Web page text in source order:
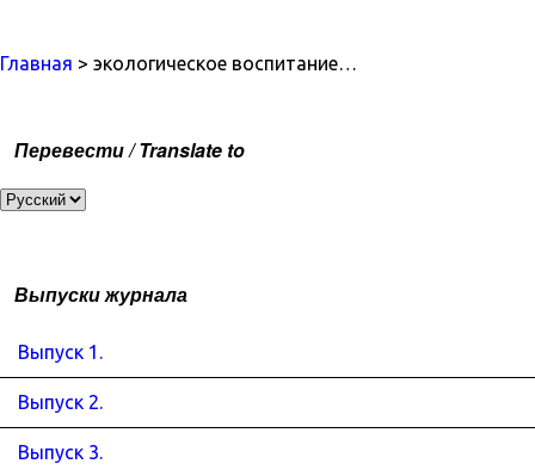
Главная > экологическое воспитание…
Перевести / Translate to
Выпуски журнала
Выпуск 1.
Выпуск 2.
Выпуск 3.